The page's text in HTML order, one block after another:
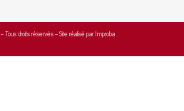
– Tous droits réservés – Site réalisé par Improba